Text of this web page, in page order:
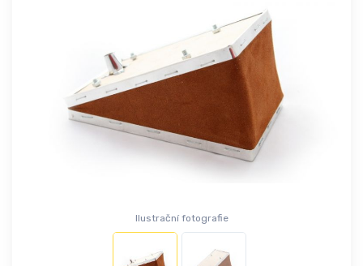
Ilustrační fotografie